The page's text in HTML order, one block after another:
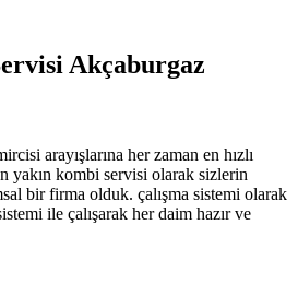
Akçaburgaz
arayışlarına her zaman en hızlı
yakın kombi servisi olarak sizlerin
bir firma olduk. çalışma sistemi olarak
ile çalışarak her daim hazır ve